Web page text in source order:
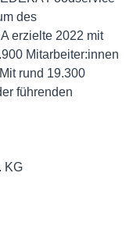
des
erzielte 2022 mit
Mitarbeiter:innen
rund 19.300
führenden
KG